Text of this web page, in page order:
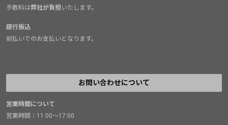
手数料は弊社が負担 いたします。
銀行振込
前払いでのお支払いとなります。
お問い合わせについて
営業時間について
営業時間：11:00～17:00